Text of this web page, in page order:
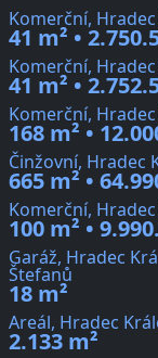
Komerční,
41 m² •
Komerční,
41 m² •
Komerční,
168 m² •
Činžovní, Hradec
665 m² •
Komerční,
100 m² •
Garáž, Hradec
Štefanů
18 m²
Areál, Hradec
2.133 m²